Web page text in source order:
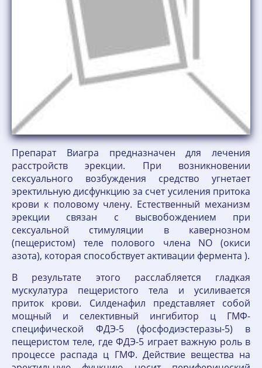
Препарат Виагра предназначен для лечения
расстройств эрекции. При возникновении
сексуального возбуждения средство угнетает
эректильную дисфункцию за счет усиления притока
крови к половому члену. Естественный механизм
эрекции связан с высвобождением при
сексуальной стимуляции в кавернозном
(пещеристом) теле полового члена NO (окиси
азота), которая способствует активации фермента ).
В результате этого расслабляется гладкая
мускулатура пещеристого тела и усиливается
приток крови. Силденафил представляет собой
мощный и селективный ингибитор ц ГМФ-
специфической ФДЭ-5 (фосфодиэстеразы-5) в
пещеристом теле, где ФДЭ-5 играет важную роль в
процессе распада ц ГМФ. Действие вещества на